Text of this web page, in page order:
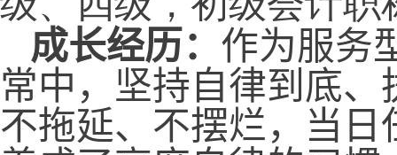
成长经历： 作为服务
常中，坚持自律到底
不拖延、不摆烂，当